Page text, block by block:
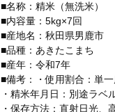
■名称：精米（無洗米）
■内容量：5kg×7回
■産地名：秋田県男鹿市
■品種：あきたこまち
■産年：令和7年
■備考：・使用割合：単
・精米年月日：別途ラベ
・保存方法：直射日光、